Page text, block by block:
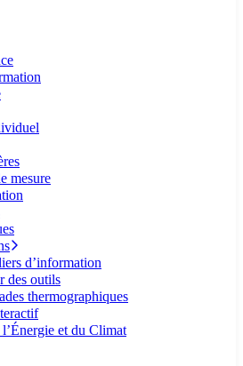
mesure
d’information
des outils
thermographiques
l’Énergie et du Climat